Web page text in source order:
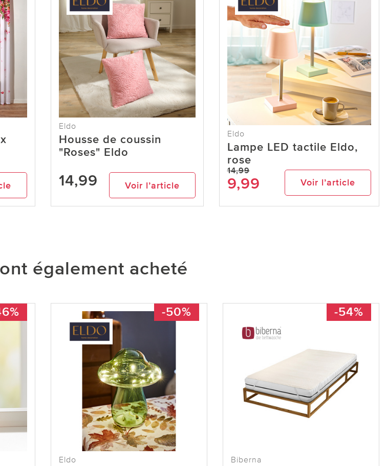
Eldo
Housse de coussin
"Roses" Eldo
14,99 Voir l’article
Eldo
Lampe LED tactile Eldo,
rose
14,99
9,99 Voir l’article
également acheté
-50%
Eldo
-54%
Biberna